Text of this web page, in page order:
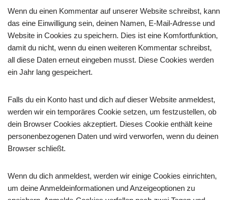
Wenn du einen Kommentar auf unserer Website schreibst, kann
das eine Einwilligung sein, deinen Namen, E-Mail-Adresse und
Website in Cookies zu speichern. Dies ist eine Komfortfunktion,
damit du nicht, wenn du einen weiteren Kommentar schreibst,
all diese Daten erneut eingeben musst. Diese Cookies werden
ein Jahr lang gespeichert.
Falls du ein Konto hast und dich auf dieser Website anmeldest,
werden wir ein temporäres Cookie setzen, um festzustellen, ob
dein Browser Cookies akzeptiert. Dieses Cookie enthält keine
personenbezogenen Daten und wird verworfen, wenn du deinen
Browser schließt.
Wenn du dich anmeldest, werden wir einige Cookies einrichten,
um deine Anmeldeinformationen und Anzeigeoptionen zu